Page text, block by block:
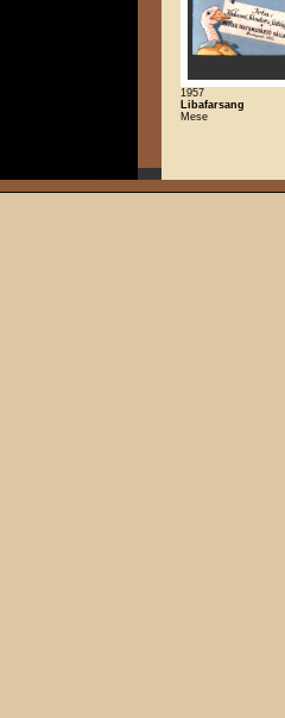
1957
Libafarsang
Mese